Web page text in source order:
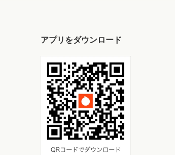
アプリをダウンロード